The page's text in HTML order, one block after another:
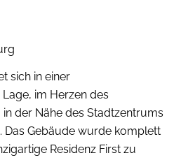
sich in einer
im Herzen des
der Nähe des Stadtzentrums
Das Gebäude wurde komplett
Residenz First zu